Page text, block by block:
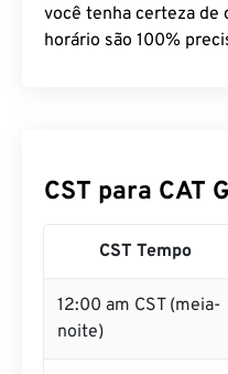
você tenha certeza de
horário são 100%
CST para CAT
CST Tempo
12:00 am CST (meia-
noite)